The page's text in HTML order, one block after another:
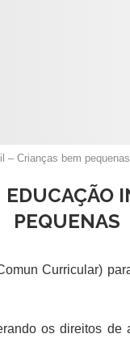
– Crianças bem pequenas
PEQUENAS
Curricular)
os direitos de